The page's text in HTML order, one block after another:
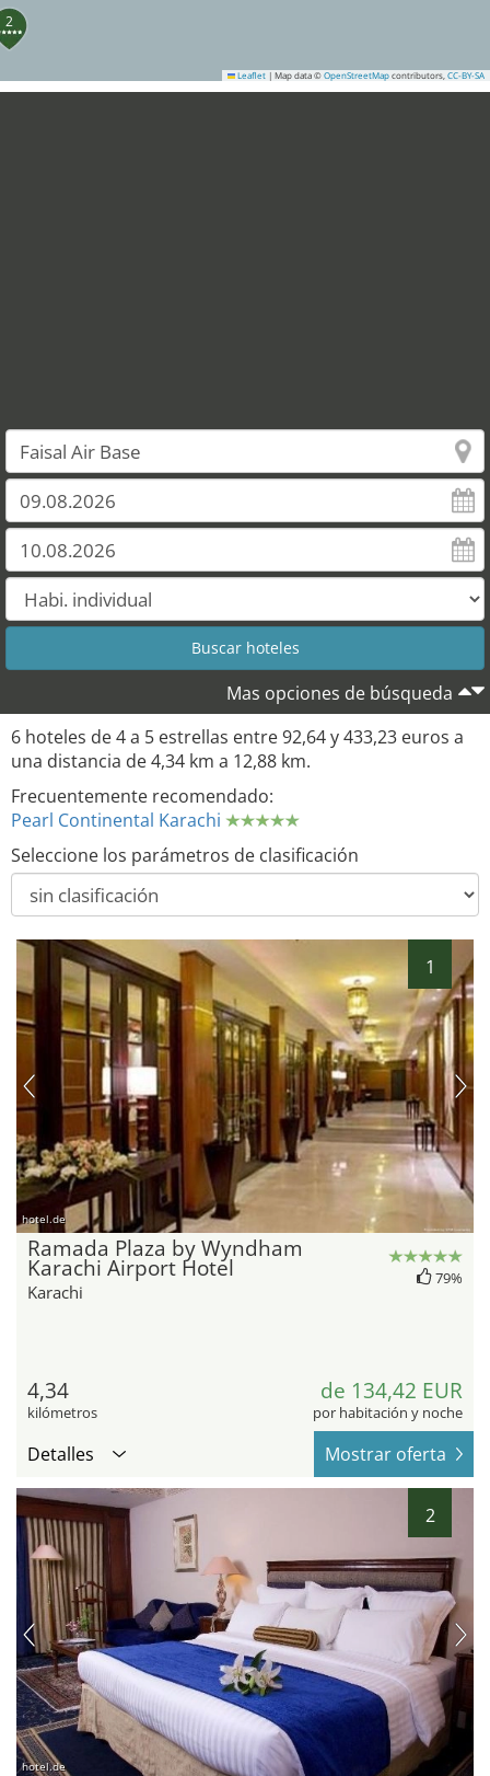
2
Leaflet | Map data © OpenStreetMap contributors, CC-BY-SA
Mas opciones de búsqueda
6 hoteles de 4 a 5 estrellas entre 92,64 y 433,23 euros a
una distancia de 4,34 km a 12,88 km.
Frecuentemente recomendado:
Pearl Continental Karachi
Seleccione los parámetros de clasificación
1
hotel.de
Ramada Plaza by Wyndham
Karachi Airport Hotel
Karachi
79%
4,34
kilómetros
de 134,42 EUR
por habitación y noche
Detalles Mostrar oferta
2
hotel.de